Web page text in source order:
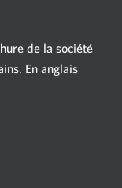
de la société
En anglais